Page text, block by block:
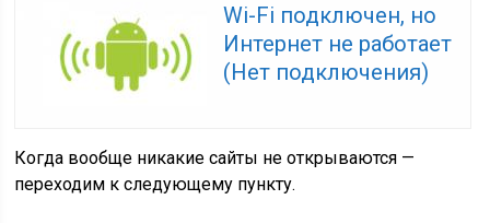
Wi-Fi подключен, но
Интернет не работает
(Нет подключения)
Когда вообще никакие сайты не открываются —
переходим к следующему пункту.